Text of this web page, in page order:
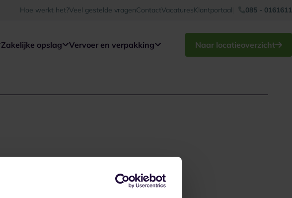
Hoe werkt het?Veel gestelde vragenContactVacaturesKlantportaal 085 - 0161611
Zakelijke opslag Vervoer en verpakking Naar locatieoverzicht